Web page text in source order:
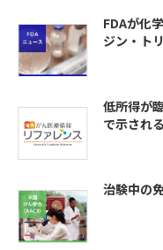
FDAが化
ジン・ト
低所得が
で示される
治験中の